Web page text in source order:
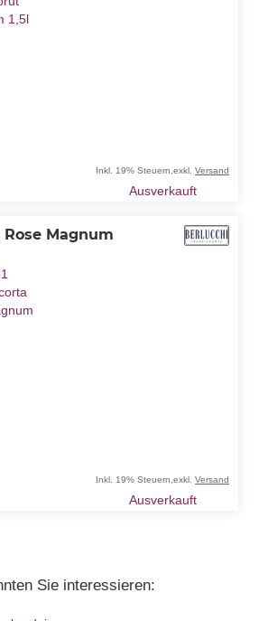
Inkl. 19% Steuern exkl. Versand
Ausverkauft
Rose Magnum
Inkl. 19% Steuern exkl. Versand
Ausverkauft
Sie interessieren: